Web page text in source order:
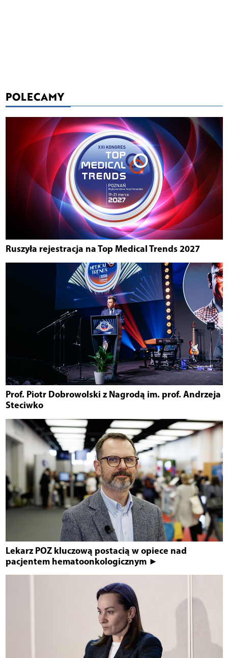
POLECAMY
Ruszyła rejestracja na Top Medical Trends 2027
Prof. Piotr Dobrowolski z Nagrodą im. prof. Andrzeja
Steciwko
Lekarz POZ kluczową postacią w opiece nad
pacjentem hematoonkologicznym ►